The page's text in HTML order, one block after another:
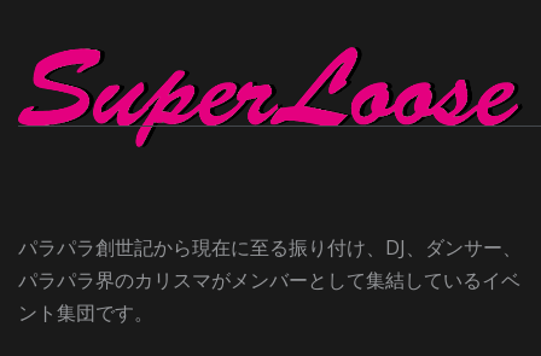
パラパラ創世記から現在に至る振り付け、DJ、ダンサー、
パラパラ界のカリスマがメンバーとして集結しているイベ
ント集団です。